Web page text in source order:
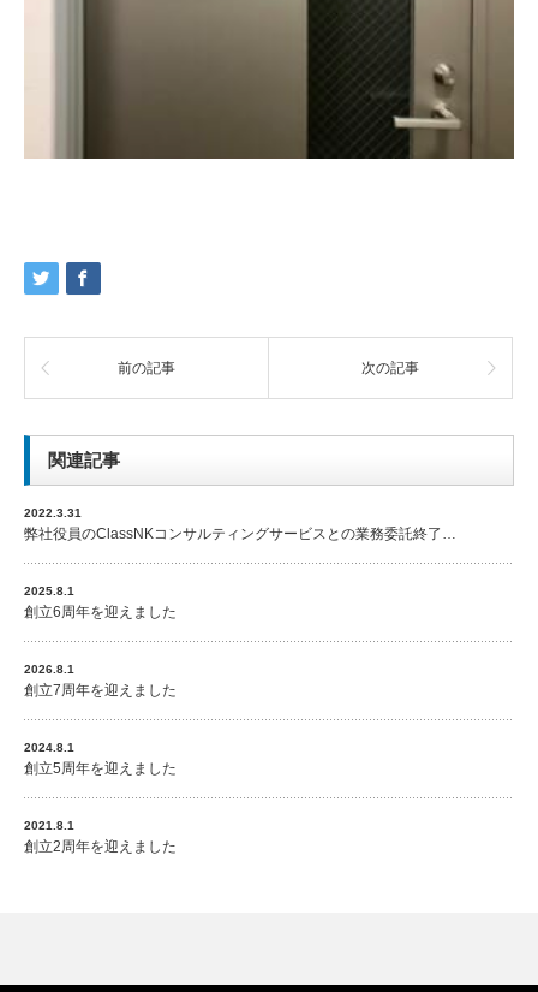
前の記事 次の記事
関連記事
2022.3.31
弊社役員のClassNKコンサルティングサービスとの業務委託終了…
2025.8.1
創立6周年を迎えました
2026.8.1
創立7周年を迎えました
2024.8.1
創立5周年を迎えました
2021.8.1
創立2周年を迎えました